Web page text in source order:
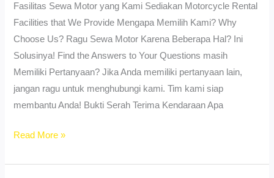
Fasilitas Sewa Motor yang Kami Sediakan Motorcycle Rental
Facilities that We Provide Mengapa Memilih Kami? Why
Choose Us? Ragu Sewa Motor Karena Beberapa Hal? Ini
Solusinya! Find the Answers to Your Questions masih
Memiliki Pertanyaan? Jika Anda memiliki pertanyaan lain,
jangan ragu untuk menghubungi kami. Tim kami siap
membantu Anda! Bukti Serah Terima Kendaraan Apa
Sewa
Aerox
Read More »